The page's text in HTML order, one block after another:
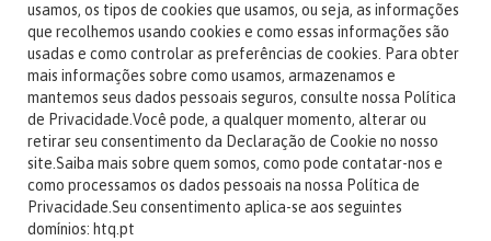
usamos, os tipos de cookies que usamos, ou seja, as informações
que recolhemos usando cookies e como essas informações são
usadas e como controlar as preferências de cookies. Para obter
mais informações sobre como usamos, armazenamos e
mantemos seus dados pessoais seguros, consulte nossa Política
de Privacidade.Você pode, a qualquer momento, alterar ou
retirar seu consentimento da Declaração de Cookie no nosso
site.Saiba mais sobre quem somos, como pode contatar-nos e
como processamos os dados pessoais na nossa Política de
Privacidade.Seu consentimento aplica-se aos seguintes
domínios: htq.pt